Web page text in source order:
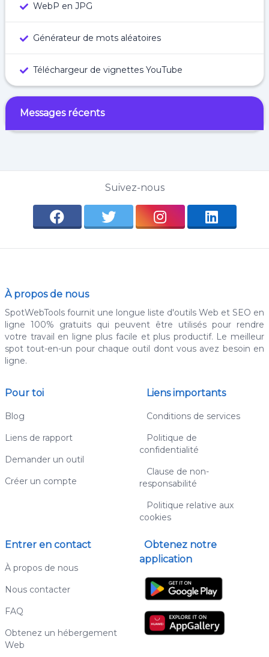
WebP en JPG
Générateur de mots aléatoires
Téléchargeur de vignettes YouTube
Messages récents
Suivez-nous
À propos de nous
SpotWebTools fournit une longue liste d'outils Web et SEO en
ligne 100% gratuits qui peuvent être utilisés pour rendre
votre travail en ligne plus facile et plus productif. Le meilleur
spot tout-en-un pour chaque outil dont vous avez besoin en
ligne.
Pour toi
Blog
Liens de rapport
Demander un outil
Créer un compte
Liens importants
Conditions de services
Politique de
confidentialité
Clause de non-
responsabilité
Politique relative aux
cookies
Entrer en contact
À propos de nous
Nous contacter
FAQ
Obtenez un hébergement
Web
Obtenez notre
application